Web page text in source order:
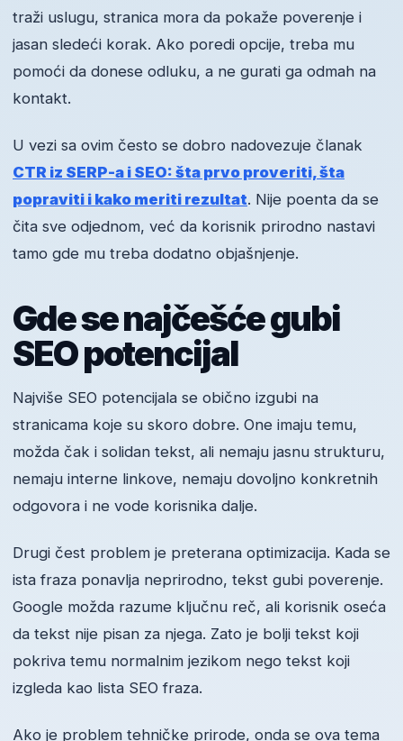
traži uslugu, stranica mora da pokaže poverenje i
jasan sledeći korak. Ako poredi opcije, treba mu
pomoći da donese odluku, a ne gurati ga odmah na
kontakt.
U vezi sa ovim često se dobro nadovezuje članak
CTR iz SERP-a i SEO: šta prvo proveriti, šta
popraviti i kako meriti rezultat. Nije poenta da se
čita sve odjednom, već da korisnik prirodno nastavi
tamo gde mu treba dodatno objašnjenje.
Gde se najčešće gubi
SEO potencijal
Najviše SEO potencijala se obično izgubi na
stranicama koje su skoro dobre. One imaju temu,
možda čak i solidan tekst, ali nemaju jasnu strukturu,
nemaju interne linkove, nemaju dovoljno konkretnih
odgovora i ne vode korisnika dalje.
Drugi čest problem je preterana optimizacija. Kada se
ista fraza ponavlja neprirodno, tekst gubi poverenje.
Google možda razume ključnu reč, ali korisnik oseća
da tekst nije pisan za njega. Zato je bolji tekst koji
pokriva temu normalnim jezikom nego tekst koji
izgleda kao lista SEO fraza.
Ako je problem tehničke prirode, onda se ova tema